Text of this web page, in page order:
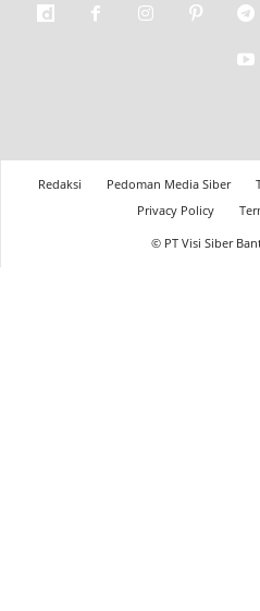
Redaksi Pedoman Media Siber
Privacy Policy
© PT Visi Siber